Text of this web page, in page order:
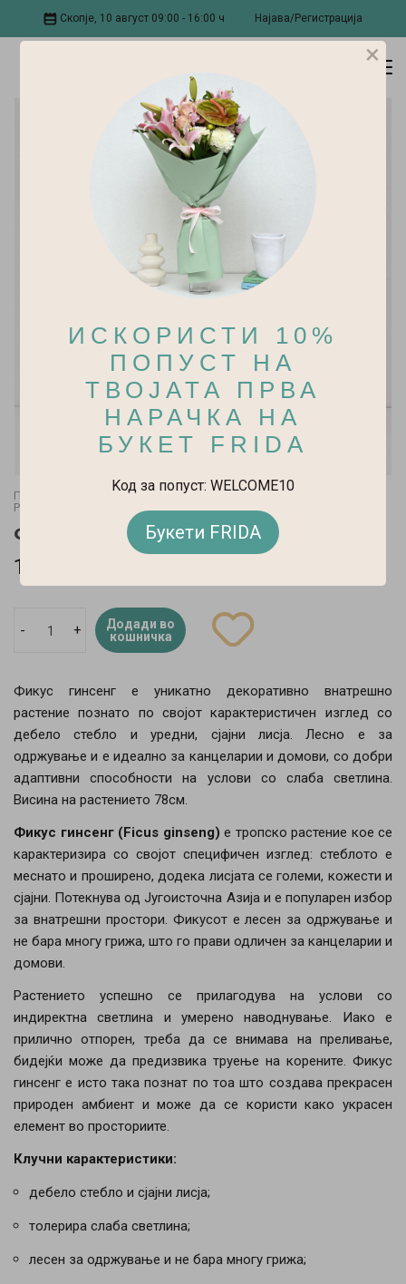
Скопје, 10 август 09:00 - 16:00 ч Најава/Регистрација
Почетна
Саксиски Растенија
Растенија за лесно одржување
Фикус Гинсенг Во Керамика
14.800 ден.
- +
Додади во
кошничка
Фикус гинсенг е уникатно декоративно внатрешно
растение познато по својот карактеристичен изглед со
дебело стебло и уредни, сјајни лисја. Лесно е за
одржување и е идеално за канцеларии и домови, со добри
адаптивни способности на услови со слаба светлина.
Висина на растението 78см.
Фикус гинсенг (Ficus ginseng) е тропско растение кое се
карактеризира со својот специфичен изглед: стеблото е
меснато и проширено, додека лисјата се големи, кожести и
сјајни. Потекнува од Југоисточна Азија и е популарен избор
за внатрешни простори. Фикусот е лесен за одржување и
не бара многу грижа, што го прави одличен за канцеларии и
домови.
Растението успешно се прилагодува на услови со
индиректна светлина и умерено наводнување. Иако е
прилично отпорен, треба да се внимава на преливање,
бидејќи може да предизвика труење на корените. Фикус
гинсенг е исто така познат по тоа што создава прекрасен
природен амбиент и може да се користи како украсен
елемент во просториите.
Клучни карактеристики:
дебело стебло и сјајни лисја;
толерира слаба светлина;
лесен за одржување и не бара многу грижа;
×
ИСКОРИСТИ 10%
ПОПУСТ НА
ТВОЈАТА ПРВА
НАРАЧКА НА
БУКЕТ FRIDA
Kод за попуст: WELCOME10
Букети FRIDA